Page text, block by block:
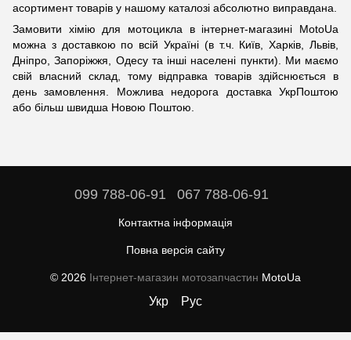
асортимент товарів у нашому каталозі абсолютно виправдана.
Замовити хімію для мотоцикла в інтернет-магазині MotoUa
можна з доставкою по всій Україні (в т.ч. Київ, Харків, Львів,
Дніпро, Запоріжжя, Одесу та інші населені пункти). Ми маємо
свій власний склад, тому відправка товарів здійснюється в
день замовлення. Можлива недорога доставка УкрПоштою
або більш швидша Новою Поштою.
099 788-06-91 067 788-06-91
Контактна інформація
Повна версія сайту
© 2026 Інтернет-магазин мотозапчастин MotoUa
Укр Рус